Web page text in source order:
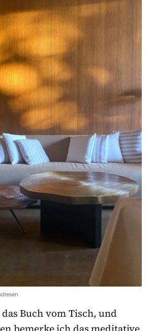
Buch vom Tisch, und